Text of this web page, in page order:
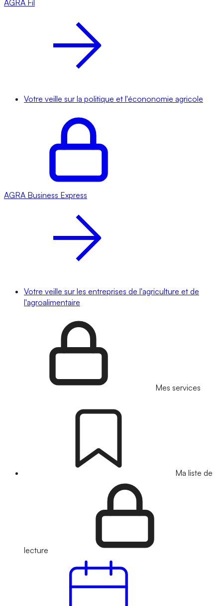
AGRA Fil
Votre veille sur la politique et l'écononomie agricole
AGRA Business Express
Votre veille sur les entreprises de l'agriculture et de
l'agroalimentaire
Mes services
Ma liste de
lecture